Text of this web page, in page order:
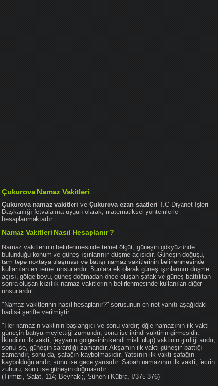
Çukurova Namaz Vakitleri
Çukurova namaz vakitleri veÇukurova ezan saatleri T.C Diyanet İşleri
Başkanlığı fetvalarına uygun olarak, matematiksel yöntemlerle
hesaplanmaktadır.
Namaz Vakitleri Nasıl Hesaplanır ?
Namaz vakitlerinin belirlenmesinde temel ölçüt, güneşin gökyüzünde
bulunduğu konum ve güneş ışınlarının düşme açısıdır. Güneşin doğuşu,
tam tepe noktaya ulaşması ve batışı namaz vakitlerinin belirlenmesinde
kullanılan en temel unsurlardır. Bunlara ek olarak güneş ışınlarının düşme
açısı, gölge boyu, güneş doğmadan önce oluşan şafak ve güneş battıktan
sonra oluşan kızıllık namaz vakitlerinin belirlenmesinde kullanılan diğer
unsurlardır.
"Namaz vakitlerinin nasıl hesaplanır?" sorusunun en net yanıtı aşağıdaki
hadis-i şerifte verilmiştir.
"Her namazın vaktinin başlangıcı ve sonu vardır; öğle namazının ilk vakti
güneşin batıya meylettiği zamandır, sonu ise ikindi vaktinin girmesidir.
İkindinin ilk vakti, (eşyanın gölgesinin kendi misli olup) vaktinin girdiği andır,
sonu ise, güneşin sarardığı zamandır. Akşamın ilk vakti güneşin battığı
zamandır, sonu da, şafağın kaybolmasıdır. Yatsının ilk vakti şafağın
kaybolduğu andır, sonu ise gece yarısıdır. Sabah namazının ilk vakti, fecrin
zuhuru, sonu ise güneşin doğmasıdır.
(Tirmizi, Salat, 114; Beyhaki;, Sünen-i Kübra, I/375-376)